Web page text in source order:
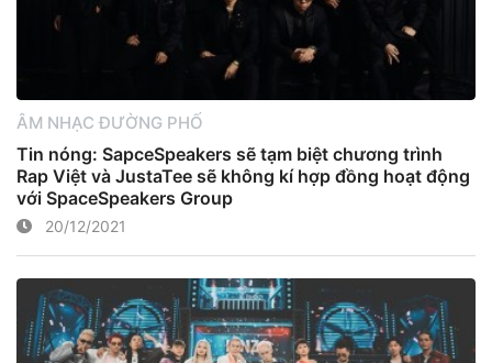
ÂM NHẠC ĐƯỜNG PHỐ
Tin nóng: SapceSpeakers sẽ tạm biệt chương trình
Rap Việt và JustaTee sẽ không kí hợp đồng hoạt động
với SpaceSpeakers Group
20/12/2021